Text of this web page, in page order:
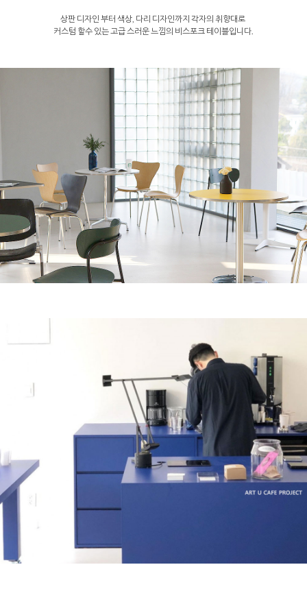
상판 디자인 부터 색상, 다리 디자인까지 각자의 취향대로
커스텀 할수 있는 고급 스러운 느낌의 비스포크 테이블입니다.